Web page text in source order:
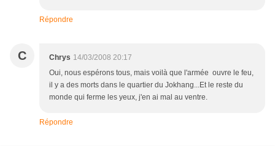
Répondre
C Chrys 14/03/2008 20:17
Oui, nous espérons tous, mais voilà que l'armée ouvre le feu,
il y a des morts dans le quartier du Jokhang...Et le reste du
monde qui ferme les yeux, j'en ai mal au ventre.
Répondre